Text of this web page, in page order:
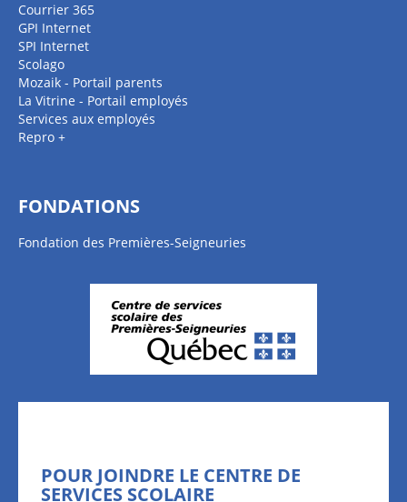
Courrier 365
GPI Internet
SPI Internet
Scolago
Mozaik - Portail parents
La Vitrine - Portail employés
Services aux employés
Repro +
FONDATIONS
Fondation des Premières-Seigneuries
POUR JOINDRE LE CENTRE DE
SERVICES SCOLAIRE